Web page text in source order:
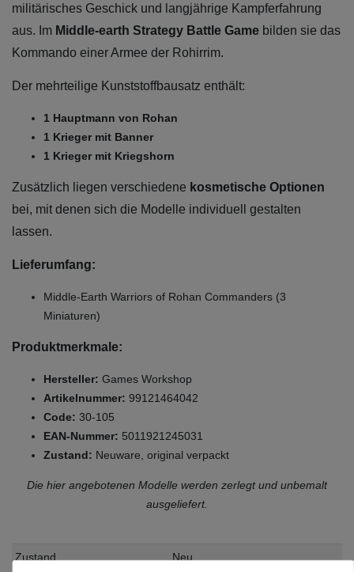
militärisches Geschick und langjährige Kampferfahrung
aus. Im Middle-earth Strategy Battle Game bilden sie das
Kommando einer Armee der Rohirrim.
Der mehrteilige Kunststoffbausatz enthält:
1 Hauptmann von Rohan
1 Krieger mit Banner
1 Krieger mit Kriegshorn
Zusätzlich liegen verschiedene kosmetische Optionen
bei, mit denen sich die Modelle individuell gestalten
lassen.
Lieferumfang:
Middle-Earth Warriors of Rohan Commanders (3
Miniaturen)
Produktmerkmale:
Hersteller: Games Workshop
Artikelnummer: 99121464042
Code: 30-105
EAN-Nummer: 5011921245031
Zustand: Neuware, original verpackt
Die hier angebotenen Modelle werden zerlegt und unbemalt
ausgeliefert.
Zustand Neu